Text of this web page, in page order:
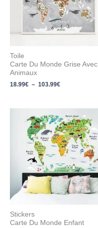
Toile
Carte Du Monde Grise Avec
Animaux
18.99€ – 103.99€
Stickers
Carte Du Monde Enfant